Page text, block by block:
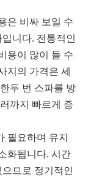
은 비싸 보일 수
니다. 전통적인
용이 많이 들 수
지의 가격은 세
두 번 스파를 방
까지 빠르게 증
필요하며 유지
화됩니다. 시간
므로 정기적인